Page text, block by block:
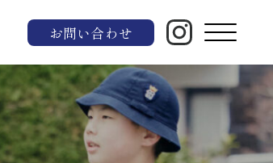
お問い合わせ